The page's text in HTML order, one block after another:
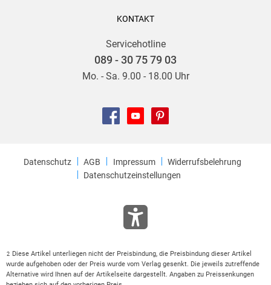
KONTAKT
Servicehotline
089 - 30 75 79 03
Mo. - Sa. 9.00 - 18.00 Uhr
Datenschutz AGB Impressum
Widerrufsbelehrung
Datenschutzeinstellungen
2
Diese Artikel unterliegen nicht der Preisbindung, die Preisbindung dieser Artikel
wurde aufgehoben oder der Preis wurde vom Verlag gesenkt. Die jeweils zutreffende
Alternative wird Ihnen auf der Artikelseite dargestellt. Angaben zu Preissenkungen